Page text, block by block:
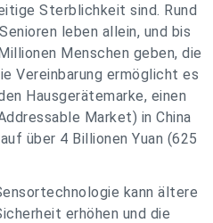
Sterblichkeit sind. Rund
leben allein, und bis
Menschen geben, die
Vereinbarung ermöglicht es
Hausgerätemarke, einen
Market) in China
über 4 Billionen Yuan (625
kann ältere
erhöhen und die